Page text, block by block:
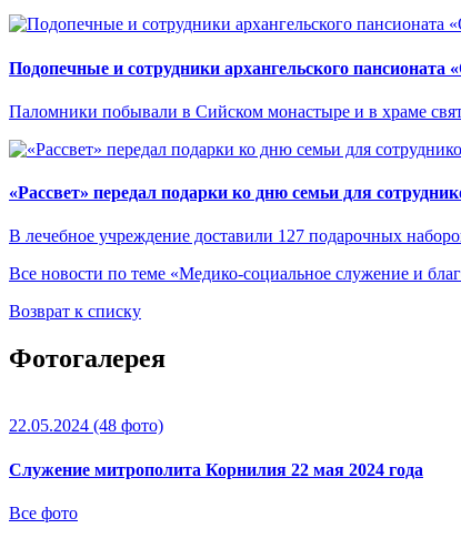
Подопечные и сотрудники архангельского
Паломники побывали в Сийском монастыре и в храме
«Рассвет» передал подарки ко дню семьи для
В лечебное учреждение доставили 127 подарочных
Все новости по теме «Медико-социальное служение и
Возврат к списку
Фотогалерея
22.05.2024 (48 фото)
Служение митрополита Корнилия 22 мая 2024 года
Все фото